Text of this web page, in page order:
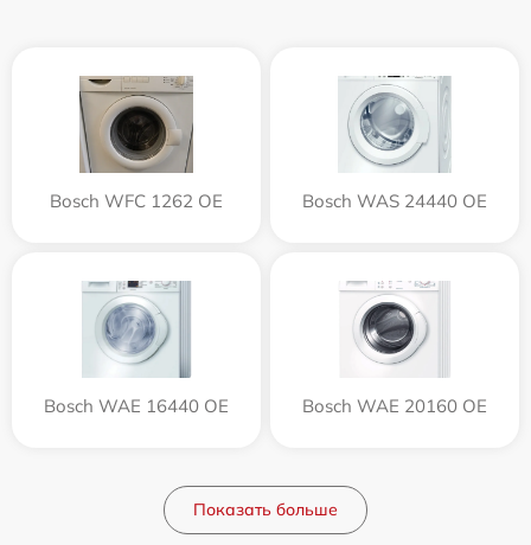
Bosch WFC 1262 OE Bosch WAS 24440 OE
Bosch WAE 16440 OE Bosch WAE 20160 OE
Показать больше